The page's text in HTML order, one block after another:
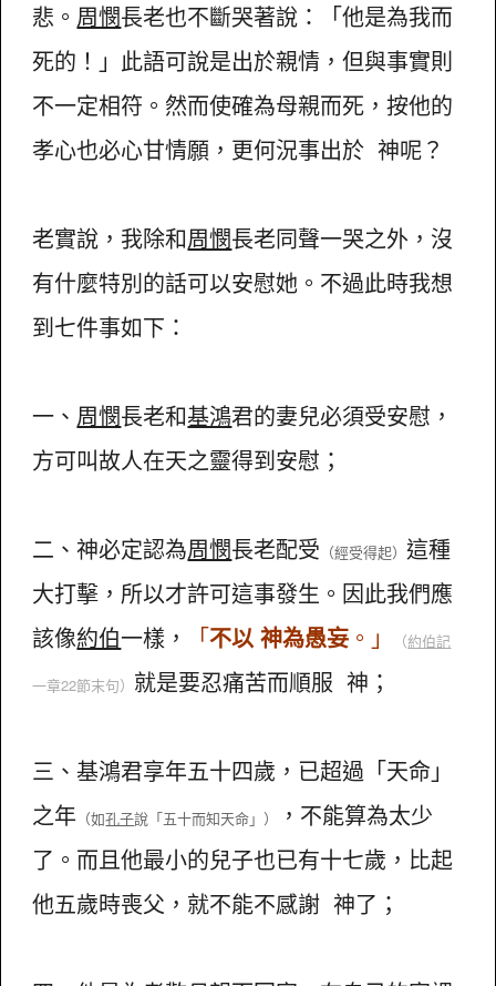
悲。 周憫長老也不斷哭著說：「他是為我而
死的！」此語可說是出於親情，但與事實則
不一定相符。然而使確為母親而死，按他的
孝心也必心甘情願，更何況事出於 神呢？
老實說，我除和周憫長老同聲一哭之外，沒
有什麼特別的話可以安慰她。不過此時我想
到七件事如下：
一、 周憫長老和基鴻君的妻兒必須受安慰，
方可叫故人在天之靈得到安慰；
二、神必定認為周憫長老配受 （經受得起）這種
大打擊，所以才許可這事發生。因此我們應
該像約伯一樣， 「不以 神為愚妄 。」 （約伯記
一章22節末句） 就是要忍痛苦而順服 神；
三、基鴻君享年五十四歲，已超過「天命」
之年 （如孔子說「五十而知天命」）
，不能算為太少
了。而且他最小的兒子也已有十七歲，比起
他五歲時喪父，就不能不感謝 神了；